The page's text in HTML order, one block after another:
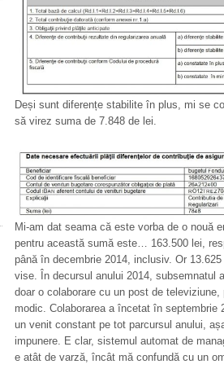
Deși sunt diferențe stabilite în plus, mi se
să virez suma de 7.848 de lei.
Mi-am dat seama că este vorba de o nouă
pentru această sumă este… 163.500 lei,
până în decembrie 2014, inclusiv. Or
vise. În decursul anului 2014, subsemnatul
doar o colaborare cu un post de
modic. Colaborarea a încetat în
un venit constant pe tot parcursul anului,
impunere. E clar, sistemul automat de
e atât de varză, încât mă confundă cu un